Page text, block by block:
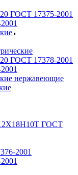
ГОСТ 17375-2001
ГОСТ 17378-2001
нержавеющие
ГОСТ
2001